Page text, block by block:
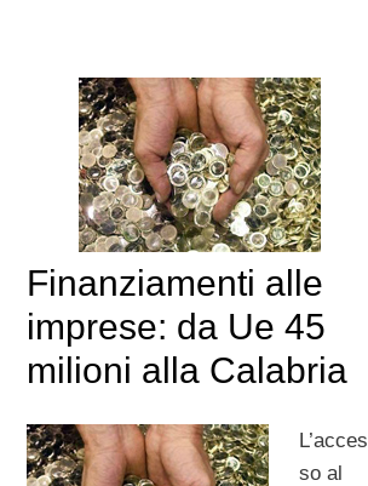
Finanziamenti alle
imprese: da Ue 45
milioni alla Calabria
L’acces
so al